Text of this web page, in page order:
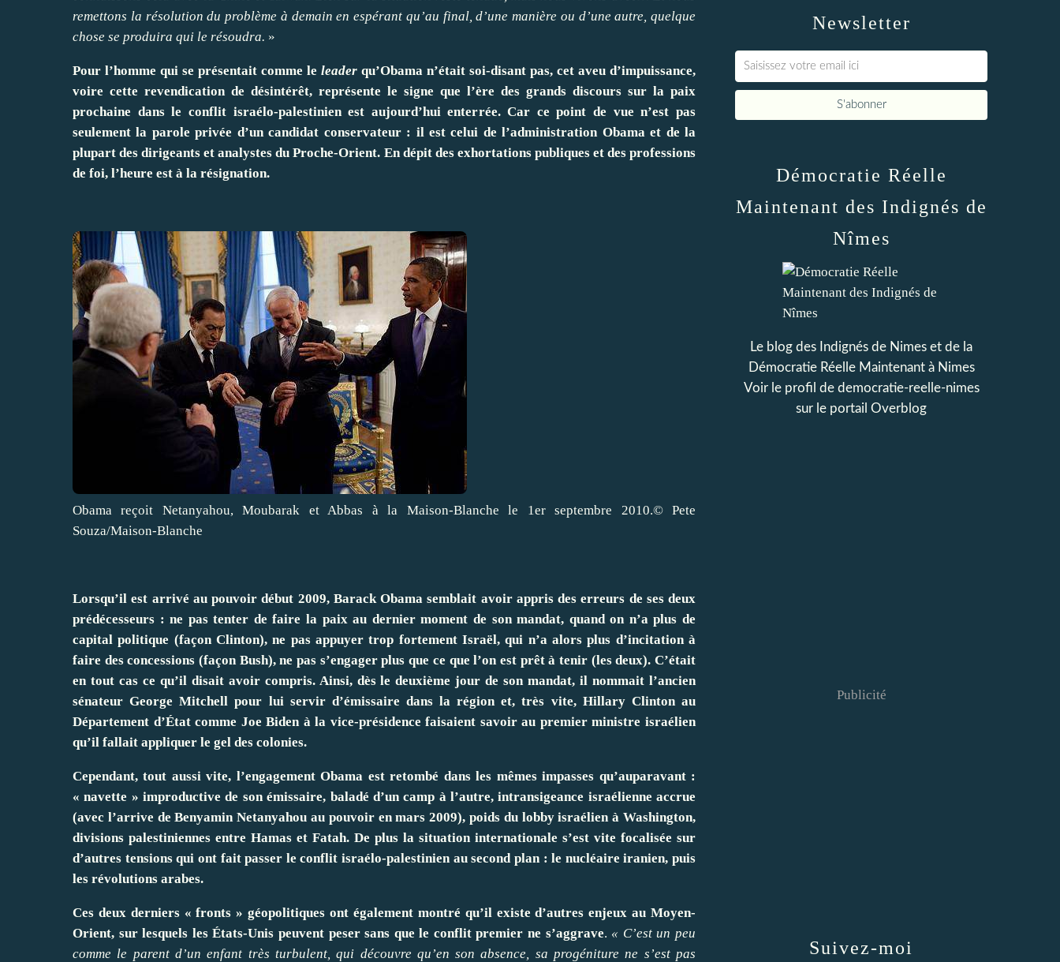
remettons la résolution du problème à demain en espérant qu’au final, d’une manière ou d’une autre, quelque
chose se produira qui le résoudra. »
Pour l’homme qui se présentait comme le leader qu’Obama n’était soi-disant pas, cet aveu d’impuissance,
voire cette revendication de désintérêt, représente le signe que l’ère des grands discours sur la paix
prochaine dans le conflit israélo-palestinien est aujourd’hui enterrée. Car ce point de vue n’est pas
seulement la parole privée d’un candidat conservateur : il est celui de l’administration Obama et de la
plupart des dirigeants et analystes du Proche-Orient. En dépit des exhortations publiques et des professions
de foi, l’heure est à la résignation.
Obama reçoit Netanyahou, Moubarak et Abbas à la Maison-Blanche le 1er septembre 2010.© Pete
Souza/Maison-Blanche
Lorsqu’il est arrivé au pouvoir début 2009, Barack Obama semblait avoir appris des erreurs de ses deux
prédécesseurs : ne pas tenter de faire la paix au dernier moment de son mandat, quand on n’a plus de
capital politique (façon Clinton), ne pas appuyer trop fortement Israël, qui n’a alors plus d’incitation à
faire des concessions (façon Bush), ne pas s’engager plus que ce que l’on est prêt à tenir (les deux). C’était
en tout cas ce qu’il disait avoir compris. Ainsi, dès le deuxième jour de son mandat, il nommait l’ancien
sénateur George Mitchell pour lui servir d’émissaire dans la région et, très vite, Hillary Clinton au
Département d’État comme Joe Biden à la vice-présidence faisaient savoir au premier ministre israélien
qu’il fallait appliquer le gel des colonies.
Cependant, tout aussi vite, l’engagement Obama est retombé dans les mêmes impasses qu’auparavant :
« navette » improductive de son émissaire, baladé d’un camp à l’autre, intransigeance israélienne accrue
(avec l’arrive de Benyamin Netanyahou au pouvoir en mars 2009), poids du lobby israélien à Washington,
divisions palestiniennes entre Hamas et Fatah. De plus la situation internationale s’est vite focalisée sur
d’autres tensions qui ont fait passer le conflit israélo-palestinien au second plan : le nucléaire iranien, puis
les révolutions arabes.
Ces deux derniers « fronts » géopolitiques ont également montré qu’il existe d’autres enjeux au Moyen-
Orient, sur lesquels les États-Unis peuvent peser sans que le conflit premier ne s’aggrave. « C’est un peu
comme le parent d’un enfant très turbulent, qui découvre qu’en son absence, sa progéniture ne s’est pas
Newsletter
Démocratie Réelle
Maintenant des Indignés de
Nîmes
Le blog des Indignés de Nimes et de la
Démocratie Réelle Maintenant à Nimes
Voir le profil de democratie-reelle-nimes
sur le portail Overblog
Suivez-moi
Publicité